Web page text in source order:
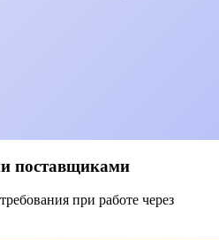
поставщиками
при работе через